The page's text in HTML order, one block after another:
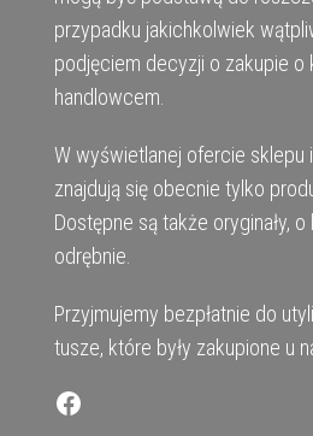
przypadku jakichkolwiek
podjęciem decyzji o zakupie o
handlowcem.
W wyświetlanej ofercie sklepu
znajdują się obecnie tylko
Dostępne są także oryginały,
odrębnie.
Przyjmujemy bezpłatnie do
tusze, które były zakupione u
Facebook